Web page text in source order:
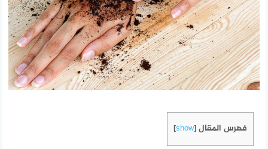
فهرس المقال [
show
]